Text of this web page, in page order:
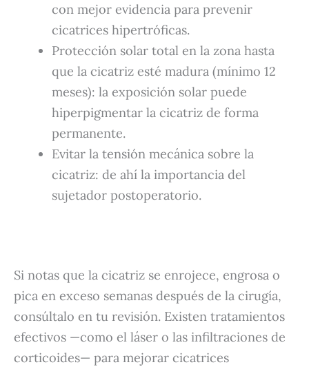
con mejor evidencia para prevenir
cicatrices hipertróficas.
Protección solar total en la zona hasta
que la cicatriz esté madura (mínimo 12
meses): la exposición solar puede
hiperpigmentar la cicatriz de forma
permanente.
Evitar la tensión mecánica sobre la
cicatriz: de ahí la importancia del
sujetador postoperatorio.
Si notas que la cicatriz se enrojece, engrosa o
pica en exceso semanas después de la cirugía,
consúltalo en tu revisión. Existen tratamientos
efectivos —como el láser o las infiltraciones de
corticoides— para mejorar cicatrices